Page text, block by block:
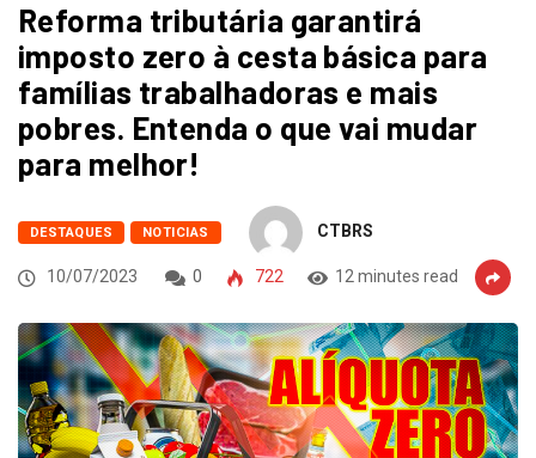
Reforma tributária garantirá
imposto zero à cesta básica para
famílias trabalhadoras e mais
pobres. Entenda o que vai mudar
para melhor!
DESTAQUES NOTICIAS CTBRS
10/07/2023 0 722 12 minutes read